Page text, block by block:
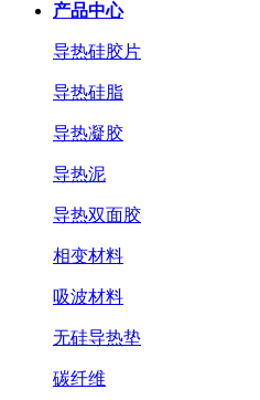
产品中心
导热硅胶片
导热硅脂
导热凝胶
导热泥
导热双面胶
相变材料
吸波材料
无硅导热垫
碳纤维